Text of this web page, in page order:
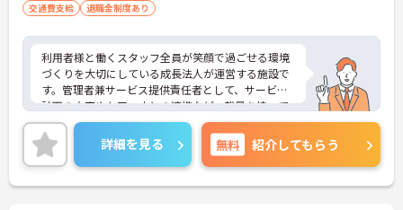
【手厚いサポートとキャリアアップ体制】
・働きながらさらなる上位資格を目指せる費用全額
負担の資格取得支援制度があります
・介護主任としてスタッフ教育や人員配置などマネ
ジメントの経験が積める環境であります
交通費支給
退職金制度あり
利用者様と働くスタッフ全員が笑顔で過ごせる環境
づくりを大切にしている成長法人が運営する施設で
す。管理者兼サービス提供責任者として、サービス
計画の立案やケアマネとの連携など、裁量を持って
お仕事をお任せします。想定年収530万円以上と高
い給与水準に加え、決算賞与や手当が充実している
還元率の高さが魅力です。緊急時を除き基本日勤の
みの勤務で、残業も月平均10時間以内と少なく、誕
生日休暇などお休みもしっかり確保できます。確定
詳細を見る 無料 紹介してもらう